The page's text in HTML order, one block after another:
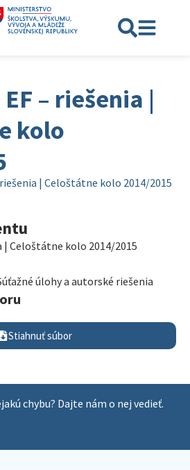
– riešenia |
kolo
| Celoštátne kolo 2014/2015
| Celoštátne kolo 2014/2015
úlohy a autorské riešenia
Stiahnuť súbor
chybu? Dajte nám o nej vedieť.